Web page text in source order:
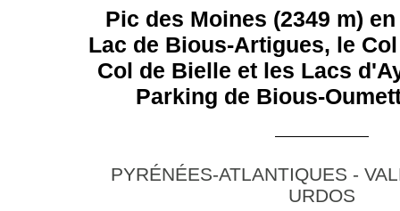
Pic des Moines (2349 m)
Lac de Bious-Artigues, le
Col de Bielle et les Lacs
Parking de Bious-
PYRÉNÉES-ATLANTIQUES -
URDOS